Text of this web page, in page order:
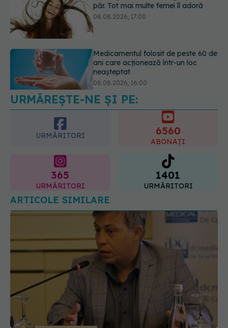
ani care acționează într-un loc
neașteptat
Transpirații nocturne: semnul ignorat
care poate ascunde probleme
serioase de sănătate
08.08.2026, 20:00
URMĂREȘTE-NE ȘI PE:
URMĂRITORI 6560
ABONAȚI
365
URMĂRITORI
1401
URMĂRITORI
ARTICOLE SIMILARE